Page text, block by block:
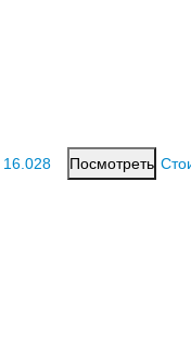
16.028 Посмотреть